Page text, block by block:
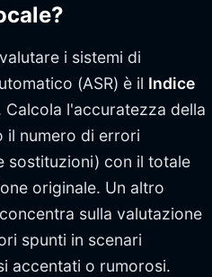
i sistemi di
(ASR) è il Indice
Calcola l'accuratezza della
il numero di errori
sostituzioni) con il totale
originale. Un altro
sulla valutazione
spunti in scenari
accentati o rumorosi.